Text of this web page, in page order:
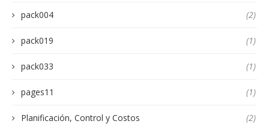
pack004 (2)
pack019 (1)
pack033 (1)
pages11 (1)
Planificación, Control y Costos (2)